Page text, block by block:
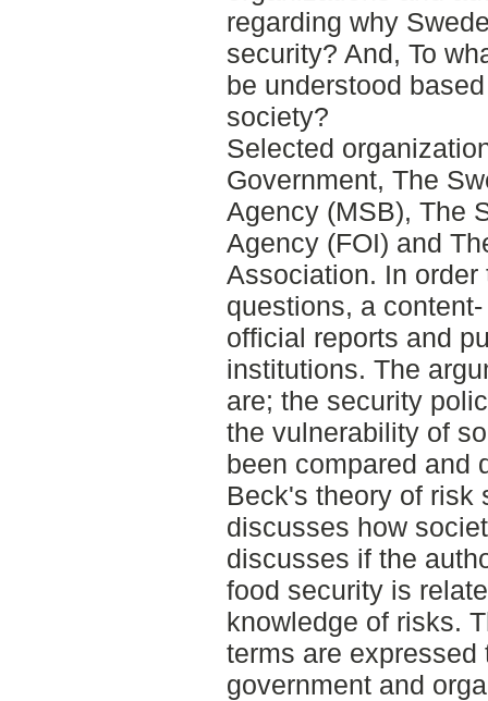
regarding why
security? And, To
be understood
society?
Selected
Government, The
Agency (MSB), The
Agency (FOI) and
Association. In
questions, a
official reports and
institutions. The
are; the security
the vulnerability of
been compared and
Beck's theory of risk
discusses how
discusses if the
food security is
knowledge of risks.
terms are
government and